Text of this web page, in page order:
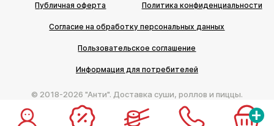
+
Публичная оферта Политика конфиденциальности
Согласие на обработку персональных данных
Пользовательское соглашение
Информация для потребителей
© 2018-2026 "Анти". Доставка суши, роллов и пиццы.